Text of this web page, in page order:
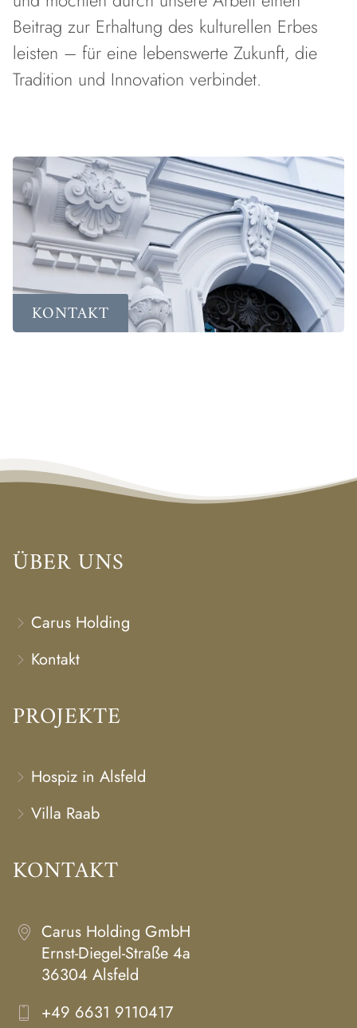
Beitrag zur Erhaltung des kulturellen Erbes
leisten – für eine lebenswerte Zukunft, die
Tradition und Innovation verbindet.
KONTAKT
ÜBER UNS
Carus Holding
Kontakt
PROJEKTE
Hospiz in Alsfeld
Villa Raab
KONTAKT
Carus Holding GmbH
Ernst-Diegel-Straße 4a
36304 Alsfeld
+49 6631 9110417